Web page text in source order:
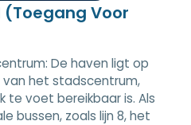
Voor
De haven ligt op
van het stadscentrum,
te voet bereikbaar is. Als
bussen, zoals lijn 8, het